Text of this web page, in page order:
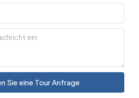
Sie eine Tour Anfrage